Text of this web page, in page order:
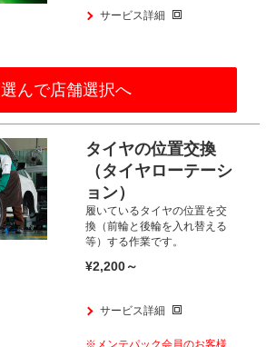
サービス詳細
選んで店舗選択へ
タイヤの位置交換
（タイヤローテーシ
ョン）
履いているタイヤの位置を交
換 （前輪と後輪を入れ替える
等）する作業です。
¥2,200～
サービス詳細